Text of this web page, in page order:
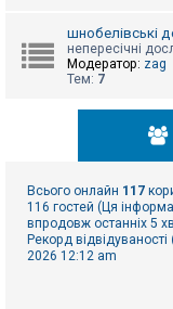
шнобелівські
непересічні
Модератор: zag
Тем: 7
Всього онлайн 117
116 гостей (Ця
впродовж останніх 5
Рекорд відвідуваності
2026 12:12 am